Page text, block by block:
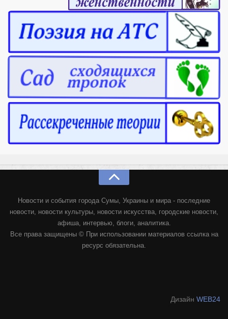
Новости и события города Сумы, Украины и мира - последние
новости, новости культуры, новости искусства, городские новости,
афиша, интервью, блоги, аналитика.
Все права защищены © При использовании материалов ссылка на
ресурс обязательна.
Дизайн WEB24